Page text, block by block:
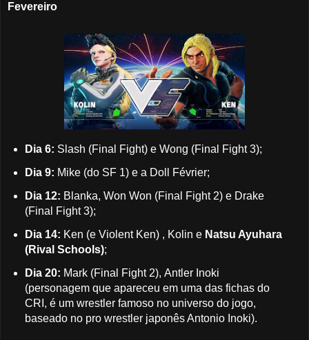
Fevereiro
Dia 6: Slash (Final Fight) e Wong (Final Fight 3);
Dia 9: Mike (do SF 1) e a Doll Février;
Dia 12: Blanka, Won Won (Final Fight 2) e Drake
(Final Fight 3);
Dia 14: Ken (e Violent Ken) , Kolin e Natsu Ayuhara
(Rival Schools);
Dia 20: Mark (Final Fight 2), Antler Inoki
(personagem que apareceu em uma das fichas do
CRI, é um wrestler famoso no universo do jogo,
baseado no pro wrestler japonês Antonio Inoki).